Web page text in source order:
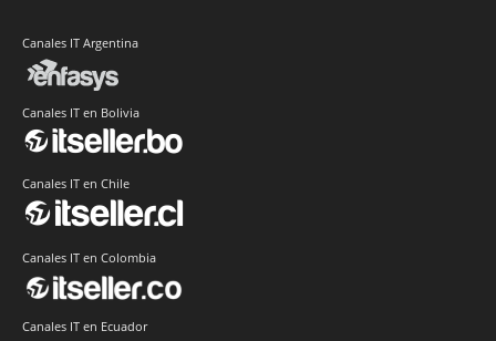
Canales IT Argentina
Canales IT en Bolivia
Canales IT en Chile
Canales IT en Colombia
Canales IT en Ecuador